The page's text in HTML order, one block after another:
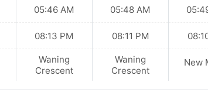
05:46 AM
08:13 PM
Waning
Crescent
05:48 AM
08:11 PM
Waning
Crescent
New